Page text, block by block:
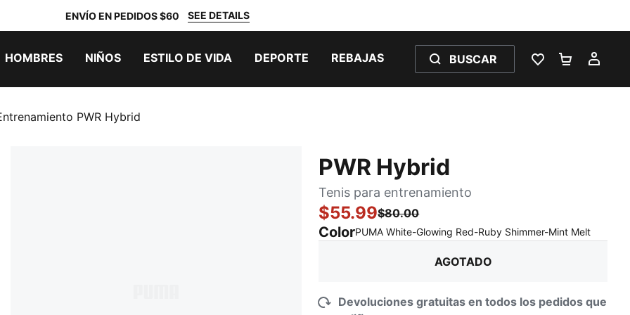
ENVÍO EN PEDIDOS $60 SEE DETAILS
HOMBRES NIÑOS ESTILO DE VIDA DEPORTE REBAJAS BUSCAR
LISTA DE
PWR Hybrid
PWR Hybrid
Tenis para entrenamiento
$55.99$80.00
ColorPUMA White-Glowing Red-Ruby Shimmer-Mint Melt:
AGOTADO
Devoluciones gratuitas en todos los pedidos que